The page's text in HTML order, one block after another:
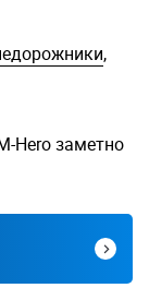
,
Hero заметно